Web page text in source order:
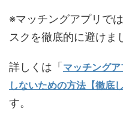
※マッチングアプリで
スクを徹底的に避けま
詳しくは「 マッチング
しないための方法【徹底し
す。